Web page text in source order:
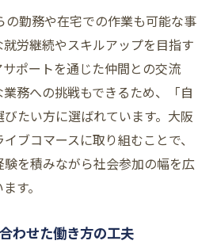
の勤務や在宅での作業も可能な事
労継続やスキルアップを目指す
ポートを通じた仲間との交流
務への挑戦もできるため、「自
たい方に選ばれています。大阪
ブコマースに取り組むことで、
を積みながら社会参加の幅を広
す。
わせた働き方の工夫